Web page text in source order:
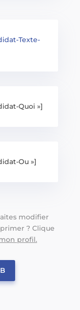
Texte-
Quoi »]
Ou »]
modifier
? Clique
profil.